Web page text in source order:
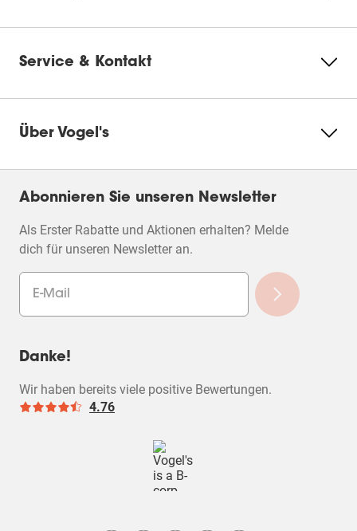
Service & Kontakt
Über Vogel's
Abonnieren Sie unseren Newsletter
Als Erster Rabatte und Aktionen erhalten? Melde
dich für unseren Newsletter an.
Danke!
Wir haben bereits viele positive Bewertungen.
4.76